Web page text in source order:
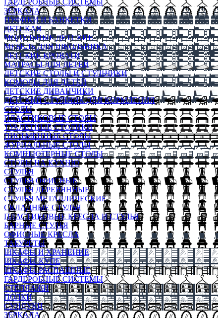
ГАРДЕРОБНЫЕ СИСТЕМЫ
ЗЕРКАЛА
ПУФИКИ И БАНКЕТКИ
ДЕТСКАЯ
МОДУЛЬНЫЕ ДЕТСКИЕ
МЕБЕЛЬ ДЛЯ ШКОЛЬНИКА
ДЕТСКИЕ КРОВАТИ
МАТРАСЫ ДЛЯ ДЕТЕЙ
ДЕТСКИЕ СТОЛЫ И СТУЛЬЧИКИ
КОМОДЫ ДЛЯ ДЕТЕЙ
ДЕТСКИЕ ДИВАНЧИКИ
ДЕТСКИЙ СТУЛЬЧИК ДЛЯ КОРМЛЕНИЯ
СТОЛЫ
ПЛАСТИКОВЫЕ СТОЛЫ
ТУАЛЕТНЫЕ СТОЛИКИ
ПИСЬМЕННЫЕ СТОЛЫ
ЖУРНАЛЬНЫЕ СТОЛЫ
КОМПЬЮТЕРНЫЕ СТОЛЫ
СТОЛЫ НА КУХНЮ
СТУЛЬЯ
СТУЛЬЯ ОФИСНЫЕ
СТУЛЬЯ ДЕРЕВЯННЫЕ
СТУЛЬЯ МЕТАЛЛИЧЕСКИЕ
СКЛАДНЫЕ СТУЛЬЯ
ПЛАСТИКОВЫЕ КРЕСЛА И СТУЛЬЯ
БАРНЫЕ СТУЛЬЯ
ОФИСНЫЕ КРЕСЛА
ТАБУРЕТЫ
ШКАФЫ И ХРАНЕНИЕ
ШКАФЫ-КУПЕ
ШКАФЫ-РАСПАШНЫЕ
ГАРДЕРОБНЫЕ СИСТЕМЫ
СТЕЛЛАЖИ
ПОЛКИ
СУНДУКИ
ЗЕРКАЛА